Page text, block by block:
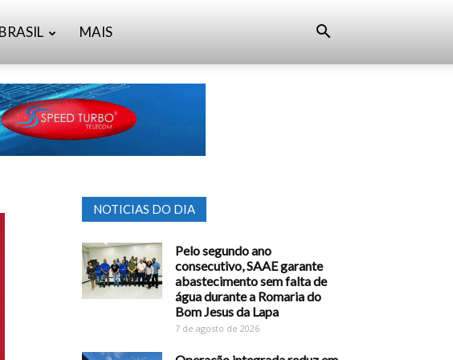
BRASIL MAIS
NOTICIAS DO DIA
Pelo segundo ano
consecutivo, SAAE garante
abastecimento sem falta de
água durante a Romaria do
Bom Jesus da Lapa
7 de agosto de 2026